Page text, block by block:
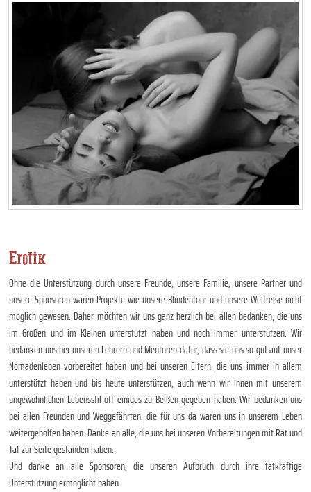
Erotik
Ohne die Unterstützung durch unsere Freunde, unsere Familie, unsere Partner und
unsere Sponsoren wären Projekte wie unsere Blindentour und unsere Weltreise nicht
möglich gewesen. Daher möchten wir uns ganz herzlich bei allen bedanken, die uns
im Großen und im Kleinen unterstützt haben und noch immer unterstützen. Wir
bedanken uns bei unseren Lehrern und Mentoren dafür, dass sie uns so gut auf unser
Nomadenleben vorbereitet haben und bei unseren Eltern, die uns immer in allem
unterstützt haben und bis heute unterstützen, auch wenn wir ihnen mit unserem
ungewöhnlichen Lebensstil oft einiges zu Beißen gegeben haben. Wir bedanken uns
bei allen Freunden und Weggefährten, die für uns da waren uns in unserem Leben
weitergeholfen haben. Danke an alle, die uns bei unseren Vorbereitungen mit Rat und
Tat zur Seite gestanden haben.
Und danke an alle Sponsoren, die unseren Aufbruch durch ihre tatkräftige
Unterstützung ermöglicht haben